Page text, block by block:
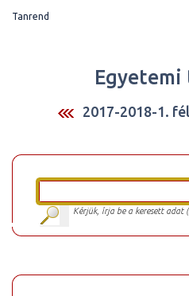
Tanrend
Egyetemi
2017-2018-1.
Kérjük, írja be a keresett adat